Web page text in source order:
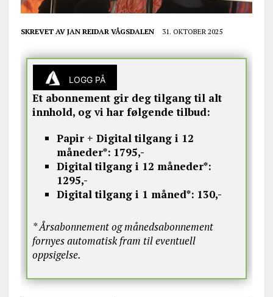
SKREVET AV JAN REIDAR VÅGSDALEN 31. OKTOBER 2025
LOGG PÅ
Et abonnement gir deg tilgang til alt
innhold, og vi har følgende tilbud:
Papir + Digital tilgang i 12
måneder*: 1795,-
Digital tilgang i 12 måneder*:
1295,-
Digital tilgang i 1 måned*: 130,-
* Årsabonnement og månedsabonnement
fornyes automatisk fram til eventuell
oppsigelse.